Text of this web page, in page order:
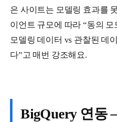
은 사이트는 모델링 효과를
이언트 규모에 따라 “동의
모델링 데이터 vs 관찰된 데
다”고 매번 강조해요.
BigQuery 연동